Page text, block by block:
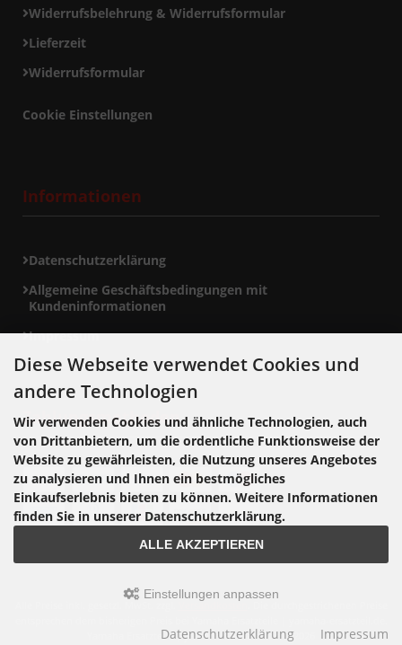
Widerrufsbelehrung & Widerrufsformular
Lieferzeit
Widerrufsformular
Cookie Einstellungen
Informationen
Datenschutzerklärung
Allgemeine Geschäftsbedingungen mit
Kundeninformationen
Impressum
Zahlungsmethoden
Versandkosten
Yamaha Ersatzteile | yamaha-ersatzteil.de © 2026
Diese Webseite verwendet Cookies und
andere Technologien
Wir verwenden Cookies und ähnliche Technologien, auch
von Drittanbietern, um die ordentliche Funktionsweise der
Website zu gewährleisten, die Nutzung unseres Angebotes
zu analysieren und Ihnen ein bestmögliches
Einkaufserlebnis bieten zu können. Weitere Informationen
finden Sie in unserer Datenschutzerklärung.
ALLE AKZEPTIEREN
Einstellungen anpassen
Datenschutzerklärung Impressum